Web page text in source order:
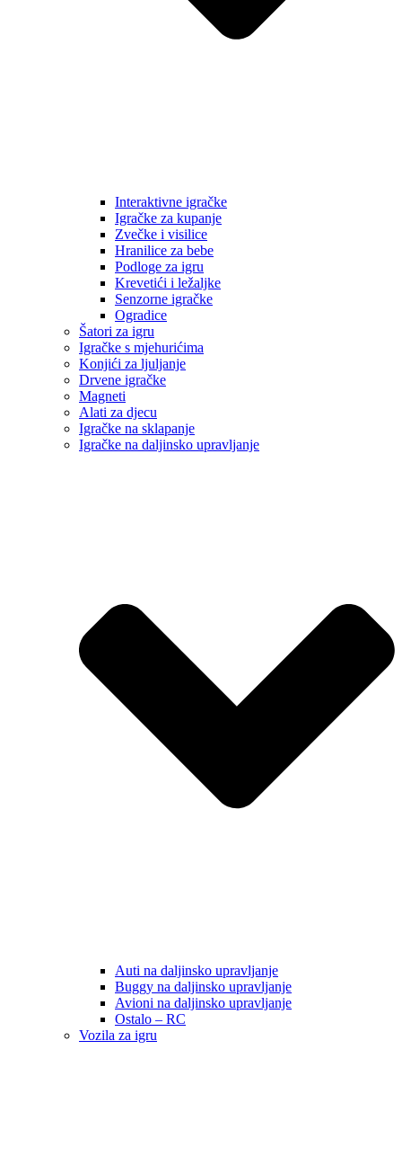
Interaktivne igračke
Igračke za kupanje
Zvečke i visilice
Hranilice za bebe
Podloge za igru
Krevetići i ležaljke
Senzorne igračke
Ogradice
Šatori za igru
Igračke s mjehurićima
Konjići za ljuljanje
Drvene igračke
Magneti
Alati za djecu
Igračke na sklapanje
Igračke na daljinsko upravljanje
Auti na daljinsko upravljanje
Buggy na daljinsko upravljanje
Avioni na daljinsko upravljanje
Ostalo – RC
Vozila za igru